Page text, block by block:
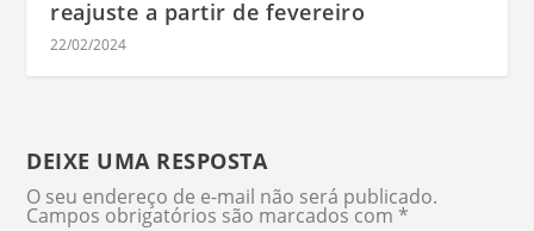
reajuste a partir de fevereiro
22/02/2024
DEIXE UMA RESPOSTA
O seu endereço de e-mail não será publicado.
Campos obrigatórios são marcados com *